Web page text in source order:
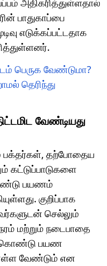
பாதுகாப்பை
எடுக்கப்பட்டதாக
பெருக வேண்டுமா?
தெரிந்து
வேண்டியது
பக்தர்கள், தற்போதைய
கட்டுப்பாடுகளை
பயணம்
குறிப்பாக
செல்லும்
மற்றும் நடைபாதை
கொண்டு பயண
வேண்டும் என